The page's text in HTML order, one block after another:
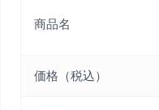
商品名
価格（税込）